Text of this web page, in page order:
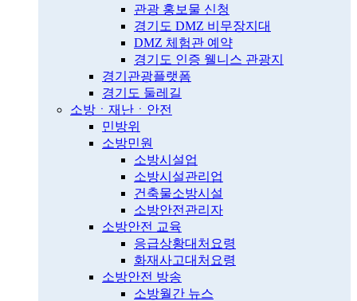
관광 홍보물 신청
경기도 DMZ 비무장지대
DMZ 체험관 예약
경기도 인증 웰니스 관광지
경기관광플랫폼
경기도 둘레길
소방ㆍ재난ㆍ안전
민방위
소방민원
소방시설업
소방시설관리업
건축물소방시설
소방안전관리자
소방안전 교육
응급상황대처요령
화재사고대처요령
소방안전 방송
소방월간 뉴스